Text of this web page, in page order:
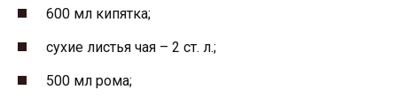
600 мл кипятка;
сухие листья чая – 2 ст. л.;
500 мл рома;